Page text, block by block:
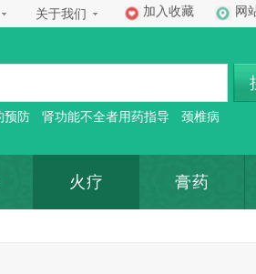
关于我们 加入收藏 网
预防 肾功能不全者用药指导 颈椎病
火疗 膏药